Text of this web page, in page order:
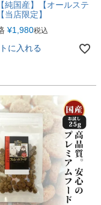
純国産】【オールステ
当店限定】
¥1,980税込
に入れる